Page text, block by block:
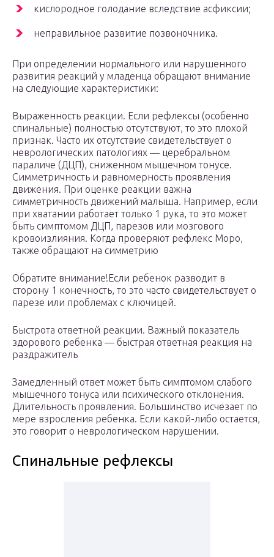
кислородное голодание вследствие асфиксии;
неправильное развитие позвоночника.
При определении нормального или нарушенного
развития реакций у младенца обращают внимание
на следующие характеристики:
Выраженность реакции. Если рефлексы (особенно
спинальные) полностью отсутствуют, то это плохой
признак. Часто их отсутствие свидетельствует о
неврологических патологиях — церебральном
параличе (ДЦП), сниженном мышечном тонусе.
Симметричность и равномерность проявления
движения. При оценке реакции важна
симметричность движений малыша. Например, если
при хватании работает только 1 рука, то это может
быть симптомом ДЦП, парезов или мозгового
кровоизлияния. Когда проверяют рефлекс Моро,
также обращают на симметрию
Обратите внимание!Если ребенок разводит в
сторону 1 конечность, то это часто свидетельствует о
парезе или проблемах с ключицей.
Быстрота ответной реакции. Важный показатель
здорового ребенка — быстрая ответная реакция на
раздражитель
Замедленный ответ может быть симптомом слабого
мышечного тонуса или психического отклонения.
Длительность проявления. Большинство исчезает по
мере взросления ребенка. Если какой-либо остается,
это говорит о неврологическом нарушении.
Спинальные рефлексы